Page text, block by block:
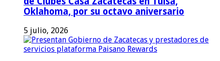
Oklahoma, por su octavo aniversario
5 julio, 2026